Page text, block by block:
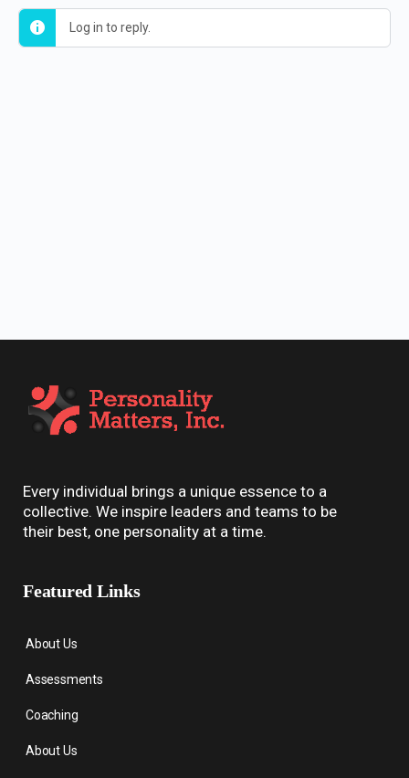
Log in to reply.
Every individual brings a unique essence to a
collective. We inspire leaders and teams to be
their best, one personality at a time.
Featured Links
About Us
Assessments
Coaching
About Us